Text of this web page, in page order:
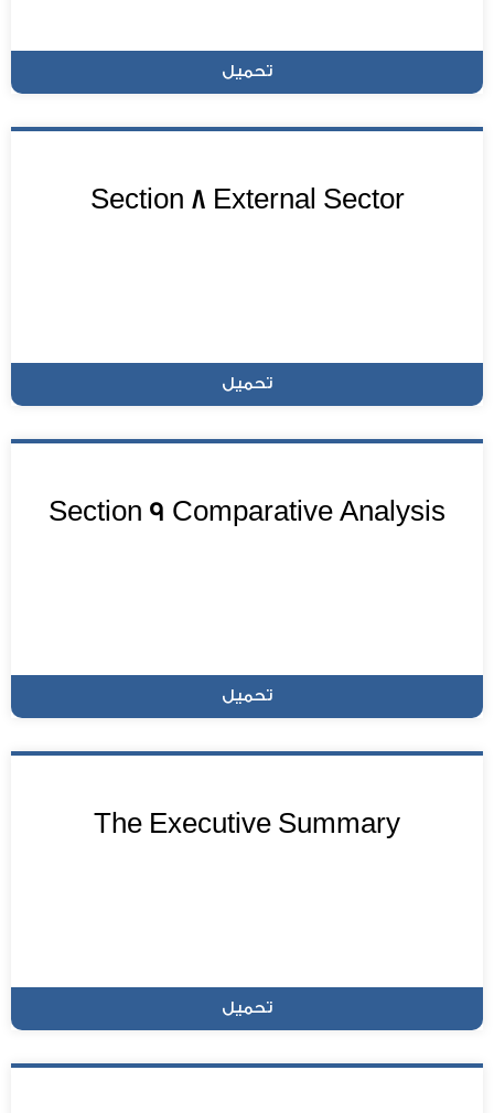
تحميل
Section 8 External Sector
تحميل
Section 9 Comparative Analysis
تحميل
The Executive Summary
تحميل